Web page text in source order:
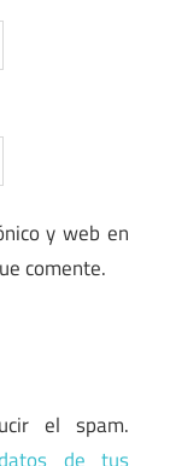
y web en
comente.
el spam.
de tus